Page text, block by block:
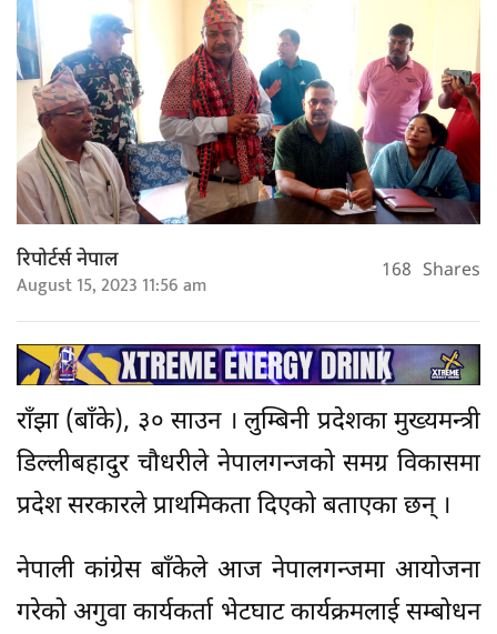
रिपोर्टर्स नेपाल
August 15, 2023 11:56 am 168 Shares
राँझा (बाँके), ३० साउन । लुम्बिनी प्रदेशका मुख्यमन्त्री
डिल्लीबहादुर चौधरीले नेपालगन्जको समग्र विकासमा
प्रदेश सरकारले प्राथमिकता दिएको बताएका छन् ।
नेपाली कांग्रेस बाँकेले आज नेपालगन्जमा आयोजना
गरेको अगुवा कार्यकर्ता भेटघाट कार्यक्रमलाई सम्बोधन